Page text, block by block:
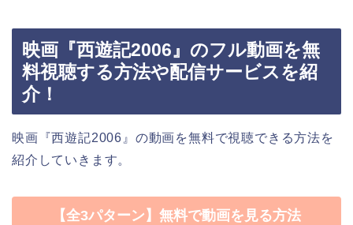
映画『西遊記2006』のフル動画を無
料視聴する方法や配信サービスを紹
介！
映画『西遊記2006』の動画を無料で視聴できる方法を
紹介していきます。
【全3パターン】無料で動画を見る方法